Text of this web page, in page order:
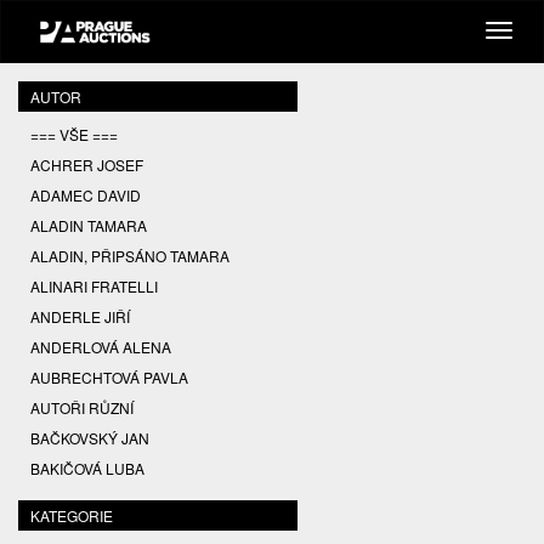
AUTOR
=== VŠE ===
ACHRER JOSEF
ADAMEC DAVID
ALADIN TAMARA
ALADIN, PŘIPSÁNO TAMARA
ALINARI FRATELLI
ANDERLE JIŘÍ
ANDERLOVÁ ALENA
AUBRECHTOVÁ PAVLA
AUTOŘI RŮZNÍ
BAČKOVSKÝ JAN
BAKIČOVÁ LUBA
BALCAR JIŘÍ
BALCAR KAREL
KATEGORIE